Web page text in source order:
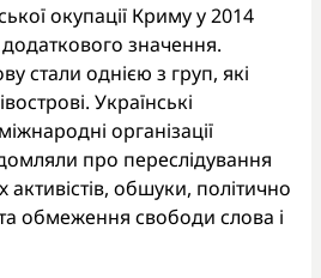
окупації Криму у 2014
значення.
стали однією з груп, які
Українські
організації
про переслідування
обшуки, політично
обмеження свободи слова і